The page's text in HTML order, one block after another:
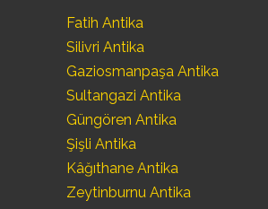
Fatih Antika
Silivri Antika
Gaziosmanpaşa Antika
Sultangazi Antika
Güngören Antika
Şişli Antika
Kâğıthane Antika
Zeytinburnu Antika